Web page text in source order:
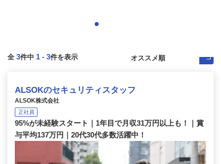
全 3件中 1 - 3件を表示
ALSOKのセキュリティスタッフ
ALSOK株式会社
正社員
95%が未経験スタート｜1年目で月収31万円以上も！｜賞
与平均137万円｜20代30代多数活躍中！